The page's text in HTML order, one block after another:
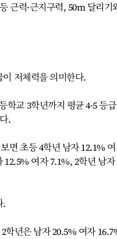
근력·근지구력, 50m 달리
저체력을 의미한다.
학교 3학년까지 평균 4·5 등
.
보면 초등 4학년 남자 12.1%
여자 7.1%, 2학년 남
.
학년은 남자 20.5% 여자